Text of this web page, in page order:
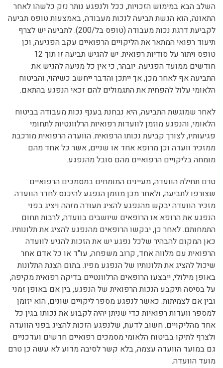
השלב הבא במימוש הזכויות, ככל ולנפגע נותר נזק כלשהו לאחר
התאונה, הוא הגשת תביעה לנכות מעבודה, באמצעות טופס תביעה
לקביעת דרגת נכות מעבודה (טופס בל/200). לתביעה יש לצרף
תיעוד רפואי המתאר את הליקויים הרפואיים עקב הפגיעה, וכן
טופס ויתור על סודיות רפואית. יש להגיש תביעה זו תוך 12
חודשים ממועד הפגיעה. יובהר, כי אין כל מניעה להגיש את
התביעה אף לאחר מכן, אך ייתכן והדבר ייחשב כשיהוי, והביטוח
הלאומי עלול להפחית את התגמולים להם זכאי הנפגע בהתאם.
לאחר שמוגשת התביעה, היא נבחנת בענף נכות מעבודה בביטוח
הלאומי, והנפגע מוזמן לוועדות רפואיות הרלוונטיות לתחומי
פגיעותיו, לצורך קביעת נכותו הרפואית. הוועדה הרפואית מורכבת
ממזכיר וועדה וכן מרופא אחד או שניים, אשר כל אחד מהם
מומחה בליקויים הרפואיים מהם סובל מהנפגע.
טרם תחילת הוועדה, מעיינים המומחים במסמכים הרפואיים
שצורפו לתביעה, ולאחר מכן מוזמן הנפגע להיכנס לחדר הוועדה.
מזכיר הוועדה יבקש מהנפגע להציג תעודה מזהה ויציג בפני
הנפגע את הרופא או הרופאים שיושבים בוועדה, לרבות תחום
התמחותם. לאחר כן, יבקשו הרופאים מהנפגע להציג את תלונותיו.
כאן המקום להבהיר שלכל נפגע יש את הזכות להגיע לוועדה
הרפואית עם מלווה אחד, קרוב משפחה, עו"ד או כל אדם אחר
שיכול להציג את תלונותיו של הנפגע מפיו. בתום הצגת התלונות
באופן מילולי, ייבצעו הרופאים הרלוונטיים בדיקה רפואית מקיפה,
על בסיסה תיקבע הנכות הרפואית של הנפגע, בין אם באופן זמני
ובין אם לצמיתות. כאשר לנפגע מספר ליקויים שונים, הוא יזומן
למספר וועדות רפואיות כדי שניתן יהיה לקבוע את נכותו בגין כל
אחד מהליקויים. חשוב לדעת, שלנפגע הזכות להציג בפני הוועדה
ולצרף לתיקו בביטוח הלאומי מסמכים רפואיים חדשים ועדכניים
גם במועד הוועדה עצמה, בלא קשר לסיבה מדוע לא עשה כן טרם
מועד הוועדה.